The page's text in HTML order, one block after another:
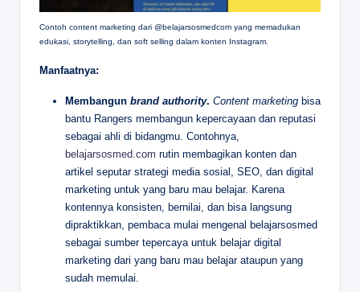
Contoh content marketing dari @belajarsosmedcom yang memadukan
edukasi, storytelling, dan soft selling dalam konten Instagram.
Manfaatnya:
Membangun brand authority. Content marketing bisa
bantu Rangers membangun kepercayaan dan reputasi
sebagai ahli di bidangmu. Contohnya,
belajarsosmed.com rutin membagikan konten dan
artikel seputar strategi media sosial, SEO, dan digital
marketing untuk yang baru mau belajar. Karena
kontennya konsisten, bernilai, dan bisa langsung
dipraktikkan, pembaca mulai mengenal belajarsosmed
sebagai sumber tepercaya untuk belajar digital
marketing dari yang baru mau belajar ataupun yang
sudah memulai.